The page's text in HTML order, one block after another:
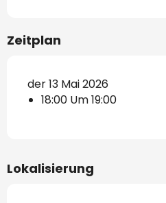
Zeitplan
der 13 Mai 2026
18:00 Um 19:00
Lokalisierung